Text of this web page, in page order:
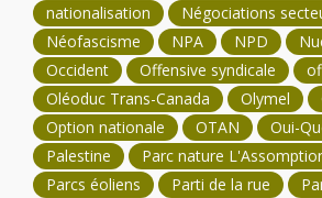
nationalisation
Négociations
Néofascisme
NPA NPD
Occident
Offensive syndicale
Oléoduc Trans-Canada
Olymel
Option nationale
OTAN
Oui-
Palestine
Parc nature
Parcs éoliens
Parti de la rue